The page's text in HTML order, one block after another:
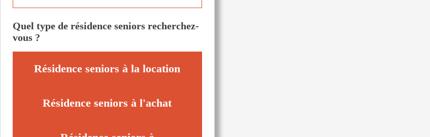
Quel type de résidence seniors recherchez-
vous ?
Résidence seniors à la location
Résidence seniors à l'achat